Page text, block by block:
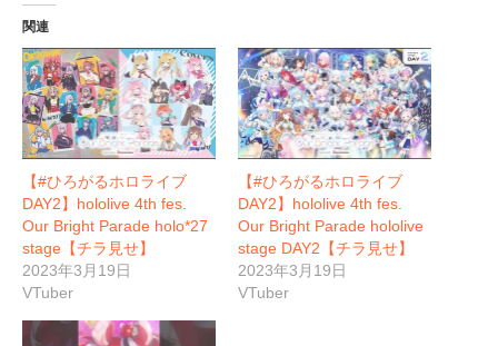
関連
【#ひろがるホロライブ
DAY2】hololive 4th fes.
Our Bright Parade holo*27
stage【チラ見せ】
2023年3月19日
VTuber
【#ひろがるホロライブ
DAY2】hololive 4th fes.
Our Bright Parade hololive
stage DAY2【チラ見せ】
2023年3月19日
VTuber